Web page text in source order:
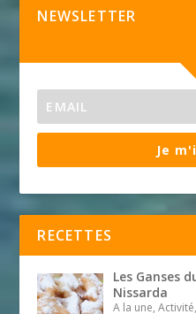
NEWSLETTER
Je
RECETTES
Les Ganses
Nissarda
A la une,